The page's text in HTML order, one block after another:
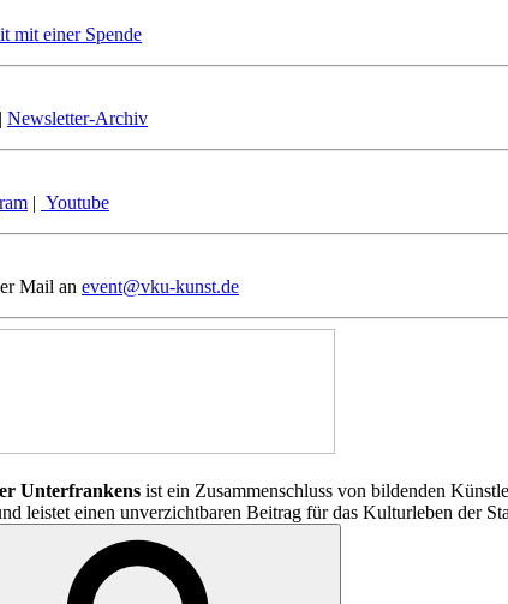
mit einer Spende
| Newsletter-Archiv
| Youtube
Mail an event@vku-kunst.de
Unterfrankens ist ein Zusammenschluss von bildenden
leistet einen unverzichtbaren Beitrag für das Kulturleben der